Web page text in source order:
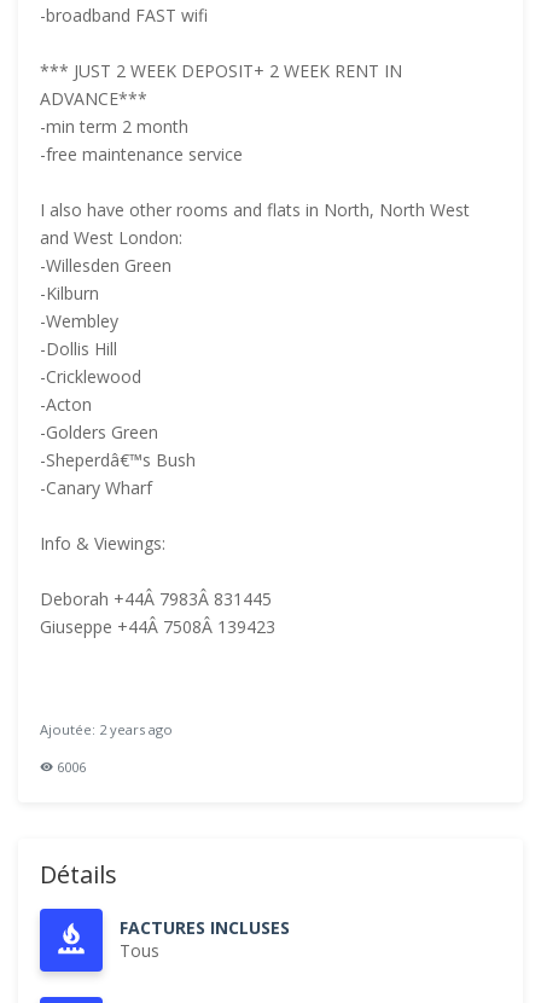
-broadband FAST wifi
*** JUST 2 WEEK DEPOSIT+ 2 WEEK RENT IN
ADVANCE***
-min term 2 month
-free maintenance service
I also have other rooms and flats in North, North West
and West London:
-Willesden Green
-Kilburn
-Wembley
-Dollis Hill
-Cricklewood
-Acton
-Golders Green
-Sheperdâ€™s Bush
-Canary Wharf
Info & Viewings:
Deborah +44Â 7983Â 831445
Giuseppe +44Â 7508Â 139423
Ajoutée: 2 years ago
6006
Détails
FACTURES INCLUSES
Tous